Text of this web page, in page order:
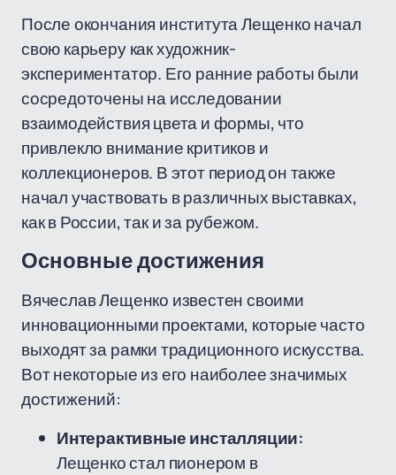
После окончания института Лещенко начал
свою карьеру как художник-
экспериментатор. Его ранние работы были
сосредоточены на исследовании
взаимодействия цвета и формы, что
привлекло внимание критиков и
коллекционеров. В этот период он также
начал участвовать в различных выставках,
как в России, так и за рубежом.
Основные достижения
Вячеслав Лещенко известен своими
инновационными проектами, которые часто
выходят за рамки традиционного искусства.
Вот некоторые из его наиболее значимых
достижений:
Интерактивные инсталляции:
Лещенко стал пионером в